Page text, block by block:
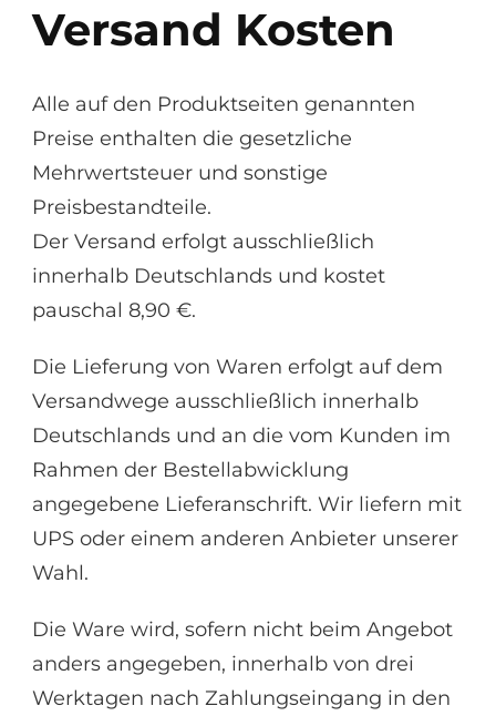
Versand Kosten
Alle auf den Produktseiten genannten
Preise enthalten die gesetzliche
Mehrwertsteuer und sonstige
Preisbestandteile.
Der Versand erfolgt ausschließlich
innerhalb Deutschlands und kostet
pauschal 8,90 €.
Die Lieferung von Waren erfolgt auf dem
Versandwege ausschließlich innerhalb
Deutschlands und an die vom Kunden im
Rahmen der Bestellabwicklung
angegebene Lieferanschrift. Wir liefern mit
UPS oder einem anderen Anbieter unserer
Wahl.
Die Ware wird, sofern nicht beim Angebot
anders angegeben, innerhalb von drei
Werktagen nach Zahlungseingang in den